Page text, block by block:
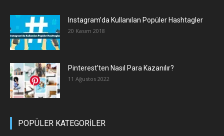
Instagram’da Kullanılan Popüler Hashtagler
20 Kasım 2018
Pinterest’ten Nasıl Para Kazanılır?
11 Ağustos 2022
POPÜLER KATEGORİLER